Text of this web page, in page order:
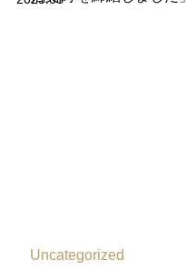
Uncategorized